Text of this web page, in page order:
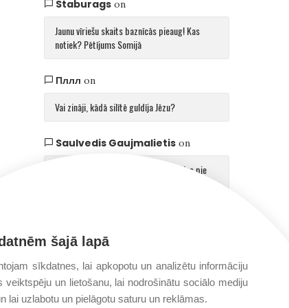
Staburagson
Jaunu vīriešu skaits baznīcās pieaug! Kas
notiek? Pētījums Somijā
Пллл on
Vai zināji, kādā silītē guldīja Jēzu?
Saulvedis Gaujmalietison
Arhibīskaps Aglonā mudina atgriezties pie
šajā lapā
sīkdatnes, lai apkopotu un analizētu informāciju
veiktspēju un lietošanu, lai nodrošinātu sociālo mediju
lai uzlabotu un pielāgotu saturu un reklāmas.